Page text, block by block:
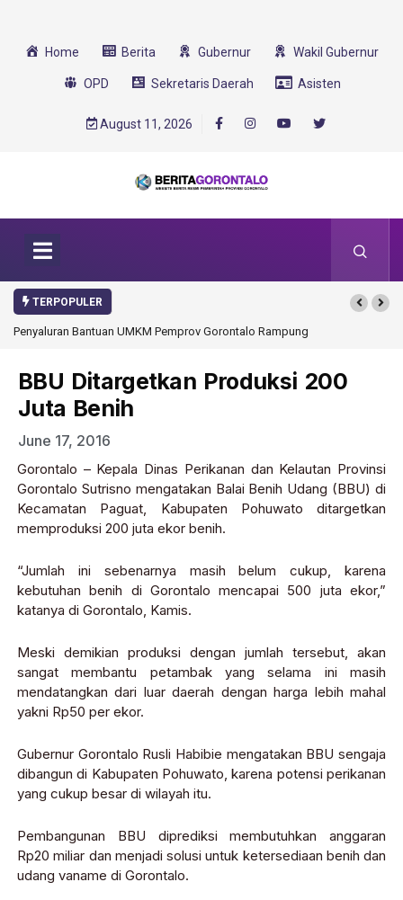
Home Berita Gubernur Wakil Gubernur
OPD Sekretaris Daerah Asisten
August 11, 2026
TERPOPULER
Penyaluran Bantuan UMKM Pemprov Gorontalo Rampung
BBU Ditargetkan Produksi 200
Juta Benih
June 17, 2016
Gorontalo – Kepala Dinas Perikanan dan Kelautan Provinsi
Gorontalo Sutrisno mengatakan Balai Benih Udang (BBU) di
Kecamatan Paguat, Kabupaten Pohuwato ditargetkan
memproduksi 200 juta ekor benih.
“Jumlah ini sebenarnya masih belum cukup, karena
kebutuhan benih di Gorontalo mencapai 500 juta ekor,”
katanya di Gorontalo, Kamis.
Meski demikian produksi dengan jumlah tersebut, akan
sangat membantu petambak yang selama ini masih
mendatangkan dari luar daerah dengan harga lebih mahal
yakni Rp50 per ekor.
Gubernur Gorontalo Rusli Habibie mengatakan BBU sengaja
dibangun di Kabupaten Pohuwato, karena potensi perikanan
yang cukup besar di wilayah itu.
Pembangunan BBU diprediksi membutuhkan anggaran
Rp20 miliar dan menjadi solusi untuk ketersediaan benih dan
udang vaname di Gorontalo.